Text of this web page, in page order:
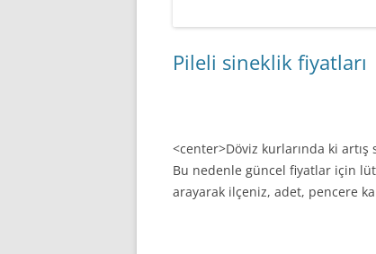
Pileli sineklik fiyatları
<center>Döviz kurlarında ki
Bu nedenle güncel fiyatlar için
arayarak ilçeniz, adet, pencere